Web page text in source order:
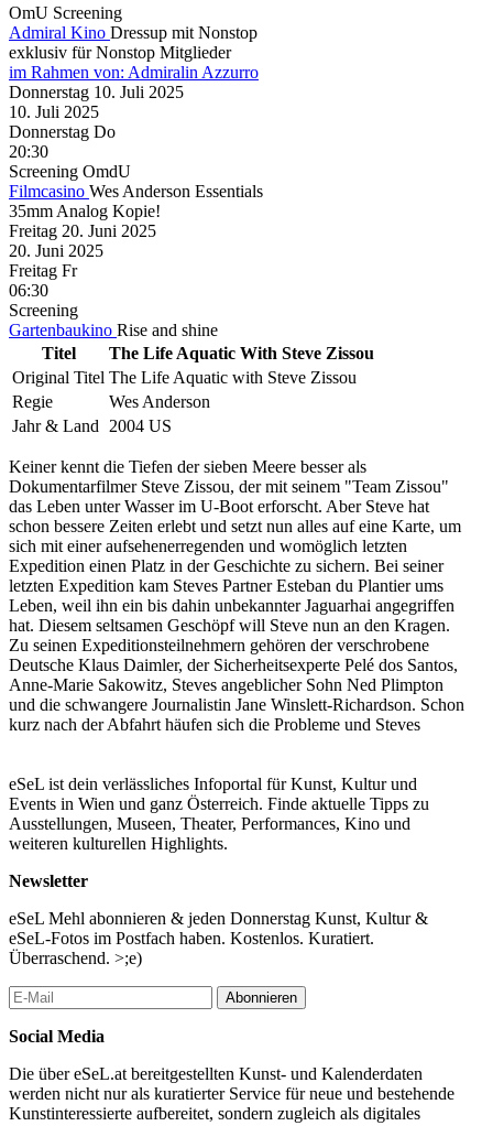
OmU Screening
Admiral Kino Dressup mit Nonstop
exklusiv für Nonstop Mitglieder
im Rahmen von: Admiralin Azzurro
Donnerstag 10. Juli 2025
10. Juli 2025
Donnerstag Do
20:30
Screening OmdU
Filmcasino Wes Anderson Essentials
35mm Analog Kopie!
Freitag 20. Juni 2025
20. Juni 2025
Freitag Fr
06:30
Screening
Gartenbaukino Rise and shine
Titel
The Life Aquatic With Steve Zissou
Original Titel The Life Aquatic with Steve Zissou
Regie
Wes Anderson
Jahr & Land
2004 US
Keiner kennt die Tiefen der sieben Meere besser als
Dokumentarfilmer Steve Zissou, der mit seinem "Team Zissou"
das Leben unter Wasser im U-Boot erforscht. Aber Steve hat
schon bessere Zeiten erlebt und setzt nun alles auf eine Karte, um
sich mit einer aufsehenerregenden und womöglich letzten
Expedition einen Platz in der Geschichte zu sichern. Bei seiner
letzten Expedition kam Steves Partner Esteban du Plantier ums
Leben, weil ihn ein bis dahin unbekannter Jaguarhai angegriffen
hat. Diesem seltsamen Geschöpf will Steve nun an den Kragen.
Zu seinen Expeditionsteilnehmern gehören der verschrobene
Deutsche Klaus Daimler, der Sicherheitsexperte Pelé dos Santos,
Anne-Marie Sakowitz, Steves angeblicher Sohn Ned Plimpton
und die schwangere Journalistin Jane Winslett-Richardson. Schon
kurz nach der Abfahrt häufen sich die Probleme und Steves
Abenteuer, Komödie, Drama
(TMDB)
eSeL ist dein verlässliches Infoportal für Kunst, Kultur und
Events in Wien und ganz Österreich. Finde aktuelle Tipps zu
Ausstellungen, Museen, Theater, Performances, Kino und
weiteren kulturellen Highlights.
Newsletter
eSeL Mehl abonnieren & jeden Donnerstag Kunst, Kultur &
eSeL-Fotos im Postfach haben. Kostenlos. Kuratiert.
Überraschend. >;e)
Abonnieren
Social Media
Die über eSeL.at bereitgestellten Kunst- und Kalenderdaten
werden nicht nur als kuratierter Service für neue und bestehende
Kunstinteressierte aufbereitet, sondern zugleich als digitales